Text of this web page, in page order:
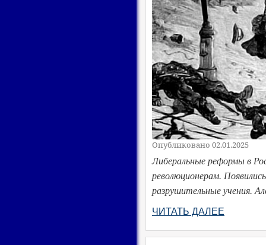
Опубликовано 02.01.2025
Либеральные реформы в
революционерам.
разрушительные учения.
ЧИТАТЬ ДАЛЕЕ